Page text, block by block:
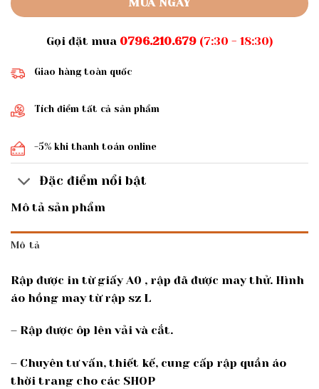
MUA NGAY
Gọi đặt mua 0796.210.679(7:30 - 18:30)
Giao hàng toàn quốc
Tích điểm tất cả sản phẩm
-5% khi thanh toán online
Đặc điểm nổi bật
Mô tả sản phẩm
Mô tả
Rập được in từ giấy A0 , rập đã được may thử. Hình
áo hồng may từ rập sz L
– Rập được ôp lên vải và cắt.
– Chuyên tư vấn, thiết kế, cung cấp rập quần áo
thời trang cho các SHOP